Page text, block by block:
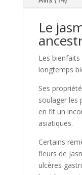
Sublime
Jasmin
Délicat
(Vente
Le
Les
longtemps
Ses
soulager les
en fit un
asiatiques.
Certains
fleurs de
ulcères